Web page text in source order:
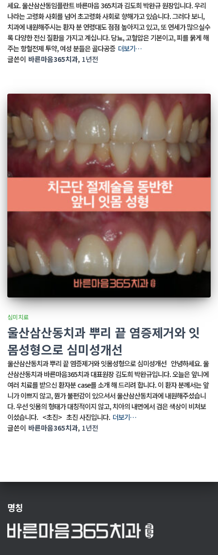
세요. 울산삼산동임플란트 바른마음 365치과 김도희 박완규 원장입니다. 우리
나라는 고령화 사회를 넘어 초고령화 사회로 향해가고 있습니다. 그러다 보니,
치과에 내원해주시는 환자 분 연령대도 점점 높아지고 있고, 또 연세가 많으실수
록 다양한 전신 질환을 가지고 계십니다. 당뇨, 고혈압은 기본이고, 피를 묽게 해
주는 항혈전제 투약, 여성 분들은 골다공증 더보기…
글쓴이 바른마음365치과, 1년전
심미치료
울산삼산동치과 뿌리 끝 염증제거와 잇
몸성형으로 심미성개선
울산삼산동치과 뿌리 끝 염증제거와 잇몸성형으로 심미성개선 안녕하세요. 울
산삼산동치과 바른마음365치과 대표원장 김도희 박완규입니다. 오늘은 앞니에
여러 치료를 받으신 환자분 case를 소개 해 드리려 합니다. 이 환자 분께서는 앞
니가 이쁘지 않고, 뭔가 불편감이 있으셔서 울산삼산동치과에 내원해주셨습니
다. 우선 잇몸의 형태가 대칭적이지 않고, 치아의 내면에서 검은 색상이 비쳐보
이셨습니다. <초진> 초진 사진입니다. 더보기…
글쓴이 바른마음365치과, 1년전
명칭